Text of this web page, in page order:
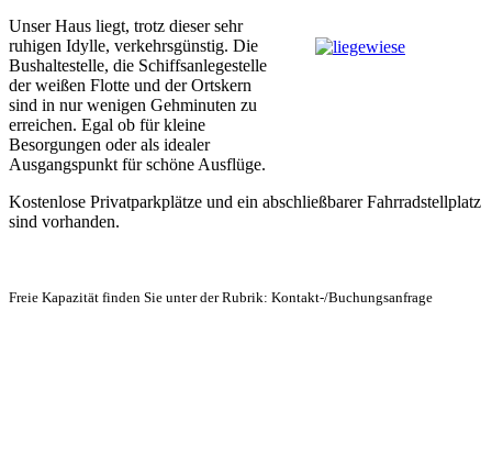
Unser Haus liegt, trotz dieser sehr
ruhigen Idylle, verkehrsgünstig. Die
Bushaltestelle, die Schiffsanlegestelle
der weißen Flotte und der Ortskern
sind in nur wenigen Gehminuten zu
erreichen. Egal ob für kleine
Besorgungen oder als idealer
Ausgangspunkt für schöne Ausflüge.
Kostenlose Privatparkplätze und ein abschließbarer Fahrradstellplatz
sind vorhanden.
Freie Kapazität finden Sie unter der Rubrik: Kontakt-/Buchungsanfrage